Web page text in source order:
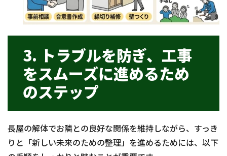
3. トラブルを防ぎ、工事
をスムーズに進めるため
のステップ
長屋の解体でお隣との良好な関係を維持しながら、すっき
りと「新しい未来のための整理」を進めるためには、以下